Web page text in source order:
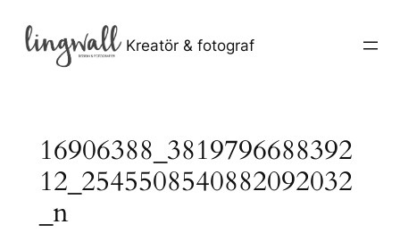
innehåll
Kreatör & fotograf
16906388_3819796688392
12_2545508540882092032
_n